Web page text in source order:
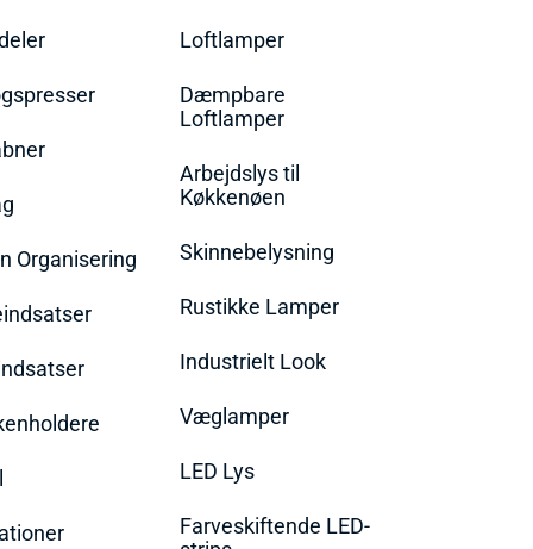
Organisering
Loftlamper
Dæmpbare
Loftlamper
Arbejdslys til
Køkkenøen
Skinnebelysning
Rustikke Lamper
Industrielt Look
Væglamper
LED Lys
Farveskiftende LED-